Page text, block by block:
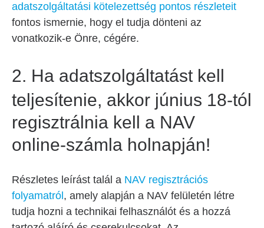
adatszolgáltatási kötelezettség pontos részleteit
fontos ismernie, hogy el tudja dönteni az
vonatkozik-e Önre, cégére.
2. Ha adatszolgáltatást kell
teljesítenie, akkor június 18-tól
regisztrálnia kell a NAV
online-számla holnapján!
Részletes leírást talál a NAV regisztrációs
folyamatról , amely alapján a NAV felületén létre
tudja hozni a technikai felhasználót és a hozzá